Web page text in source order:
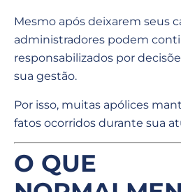
Mesmo após deixarem seus
administradores podem
responsabilizados por
sua gestão.
Por isso, muitas apólices
fatos ocorridos durante sua
O QUE